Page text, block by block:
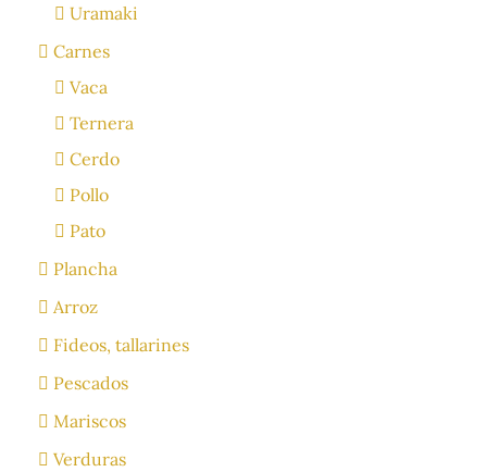
Uramaki
Carnes
Vaca
Ternera
Cerdo
Pollo
Pato
Plancha
Arroz
Fideos, tallarines
Pescados
Mariscos
Verduras